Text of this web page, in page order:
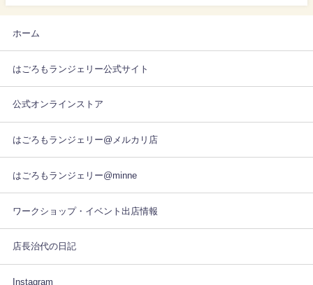
ホーム
はごろもランジェリー公式サイト
公式オンラインストア
はごろもランジェリー@メルカリ店
はごろもランジェリー@minne
ワークショップ・イベント出店情報
店長治代の日記
Instagram